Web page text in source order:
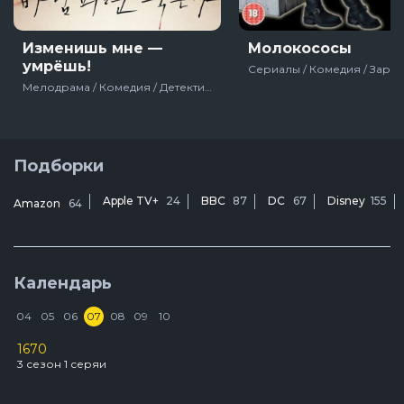
Изменишь мне —
умрёшь!
Молокососы
Подборки
Amazon 64 Apple TV+ 24 BBC 87 DC 67 Disney 155
Календарь
04 05 06 07 08 09 10
1670
3 сезон 1 серяи